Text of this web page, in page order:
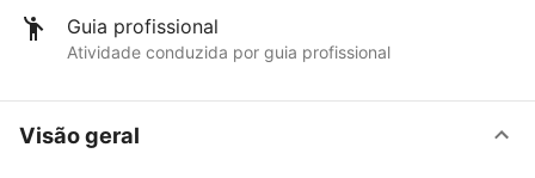
Guia profissional
Atividade conduzida por guia profissional
Visão geral